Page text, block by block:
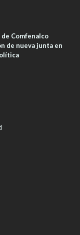
Comfenalco
de nueva junta en